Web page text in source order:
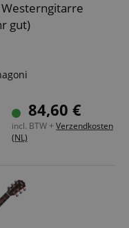
Westerngitarre
gut)
84,60 €
incl. BTW + Verzendkosten
(NL)